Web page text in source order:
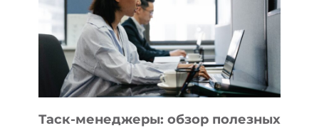
БЕЗЛИМИТНЫМИ
Таск-менеджеры: обзор полезных